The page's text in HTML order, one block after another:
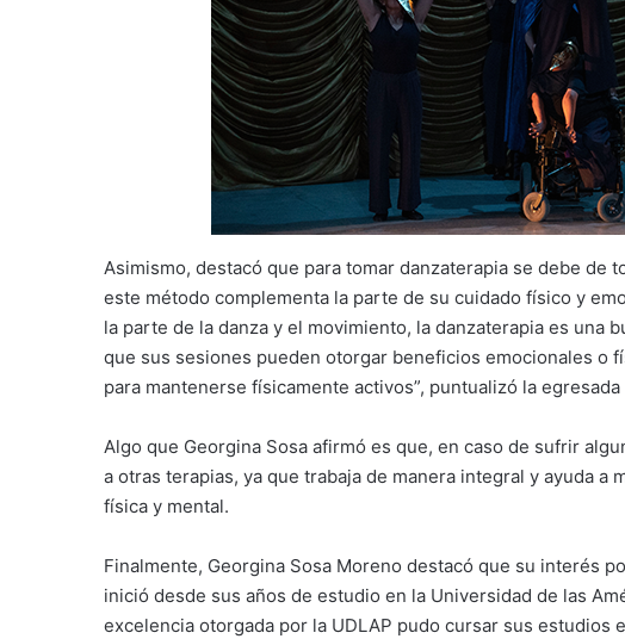
Asimismo, destacó que para tomar danzaterapia se debe de
este método complementa la parte de su cuidado físico y
la parte de la danza y el movimiento, la danzaterapia es una
que sus sesiones pueden otorgar beneficios emocionales o
para mantenerse físicamente activos”, puntualizó la egresada
Algo que Georgina Sosa afirmó es que, en caso de sufrir
a otras terapias, ya que trabaja de manera integral y ayuda
física y mental.
Finalmente, Georgina Sosa Moreno destacó que su interés
inició desde sus años de estudio en la Universidad de las
excelencia otorgada por la UDLAP pudo cursar sus estudios